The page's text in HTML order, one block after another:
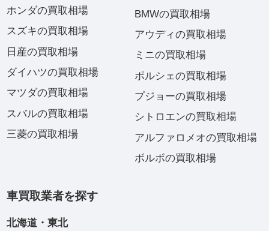
ホンダの買取相場
スズキの買取相場
日産の買取相場
ダイハツの買取相場
マツダの買取相場
スバルの買取相場
三菱の買取相場
BMWの買取相場
アウディの買取相場
ミニの買取相場
ポルシェの買取相場
プジョーの買取相場
シトロエンの買取相場
アルファロメオの買取相場
ボルボの買取相場
車買取業者を探す
北海道・東北